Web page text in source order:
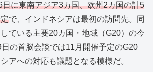
に東南アジア3カ国、欧州2カ国の計5
で、インドネシアは最初の訪問先。同
ている主要20カ国・地域（G20）の今
の首脳会談では11月開催予定のG20
アへの対応も議題となる模様だ。